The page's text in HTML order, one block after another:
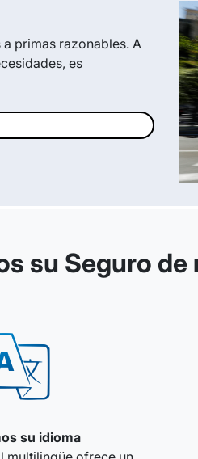
primas razonables. A
es
su Seguro
su idioma